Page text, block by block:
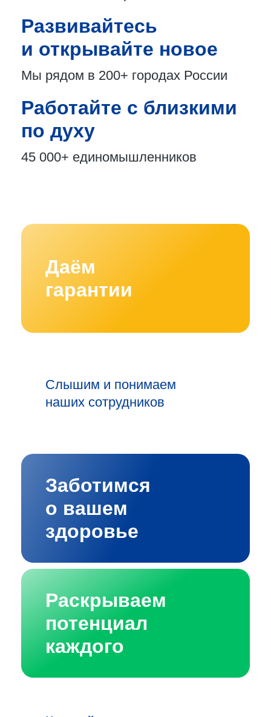
Развивайтесь
и открывайте новое
Мы рядом в 200+ городах России
Работайте с близкими
по духу
45 000+ единомышленников
Даём
гарантии
Слышим и понимаем
наших сотрудников
Заботимся
о вашем
здоровье
Раскрываем
потенциал
каждого